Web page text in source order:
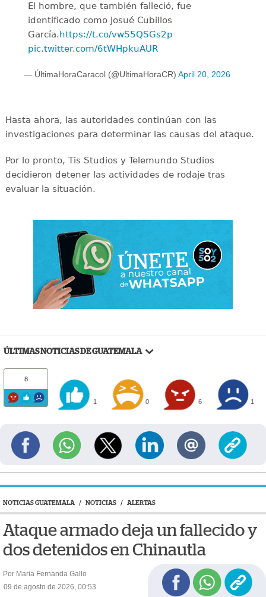
El hombre, que también falleció, fue
identificado como Josué Cubillos
García.https://t.co/vwS5QSGs2p
pic.twitter.com/6tWHpkuAUR
— ÚltimaHoraCaracol (@UltimaHoraCR) April 20, 2026
Hasta ahora, las autoridades continúan con las
investigaciones para determinar las causas del ataque.
Por lo pronto, Tis Studios y Telemundo Studios
decidieron detener las actividades de rodaje tras
evaluar la situación.
ÚLTIMAS NOTICIAS DE GUATEMALA
8
1 0 6 1
NOTICIAS GUATEMALA / NOTICIAS / ALERTAS
Ataque armado deja un fallecido y
dos detenidos en Chinautla
Por Maria Fernanda Gallo
09 de agosto de 2026, 00:53